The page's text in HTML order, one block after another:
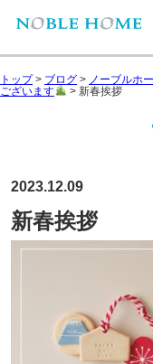
トップ> ブログ > ノーブルホ
ございます
> 新春挨拶
2023.12.09
新春挨拶